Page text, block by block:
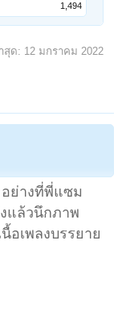
1,494
สุด: 12 มกราคม 2022
ย่างที่พี่แซม
งแล้วนึกภาพ
อเพลงบรรยาย